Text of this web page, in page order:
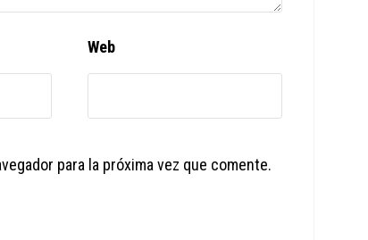
Web
para la próxima vez que comente.